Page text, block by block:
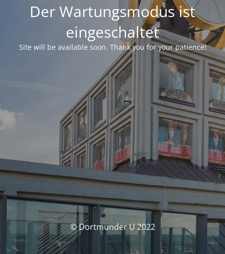
Der Wartungsmodus ist
eingeschaltet
Site will be available soon. Thank you for your patience!
© Dortmunder U 2022